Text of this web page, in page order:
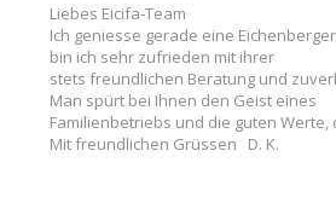
Liebes Eicifa-Team
Ich geniesse gerade eine
bin ich sehr zufrieden mit ihrer
stets freundlichen Beratung und
Man spürt bei Ihnen den Geist eines
Familienbetriebs und die guten Werte,
Mit freundlichen Grüssen D. K.